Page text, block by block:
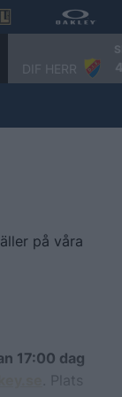
DIF HERR
på våra
17:00 dag
. Plats